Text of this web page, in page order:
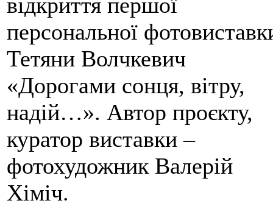
персональної
Тетяни Волчкевич
«Дорогами сонця, вітру,
надій…». Автор проєкту,
куратор виставки –
фотохудожник Валерій
Хіміч.